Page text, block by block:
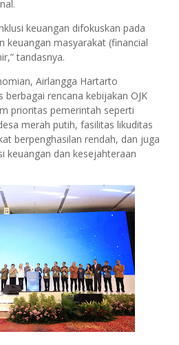
keuangan difokuskan pada
keuangan masyarakat (financial
tandasnya.
Airlangga Hartarto
rencana kebijakan OJK
prioritas pemerintah seperti
merah putih, fasilitas likuditas
berpenghasilan rendah, dan juga
keuangan dan kesejahteraan